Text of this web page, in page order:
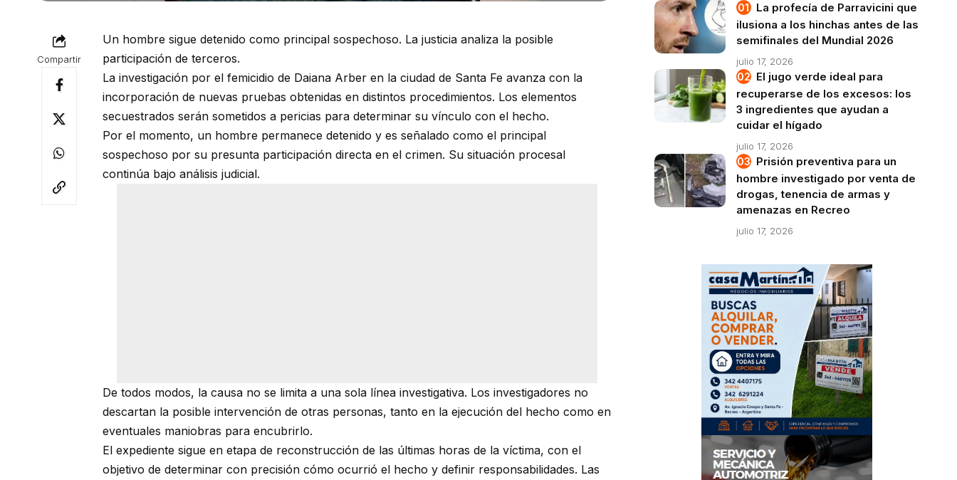
Compartir
Un hombre sigue detenido como principal sospechoso. La justicia analiza la posible
participación de terceros.
La investigación por el femicidio de Daiana Arber en la ciudad de Santa Fe avanza con la
incorporación de nuevas pruebas obtenidas en distintos procedimientos. Los elementos
secuestrados serán sometidos a pericias para determinar su vínculo con el hecho.
Por el momento, un hombre permanece detenido y es señalado como el principal
sospechoso por su presunta participación directa en el crimen. Su situación procesal
continúa bajo análisis judicial.
De todos modos, la causa no se limita a una sola línea investigativa. Los investigadores no
descartan la posible intervención de otras personas, tanto en la ejecución del hecho como en
eventuales maniobras para encubrirlo.
El expediente sigue en etapa de reconstrucción de las últimas horas de la víctima, con el
objetivo de determinar con precisión cómo ocurrió el hecho y definir responsabilidades. Las
La profecía de Parravicini que
ilusiona a los hinchas antes de las
semifinales del Mundial 2026
julio 17, 2026
El jugo verde ideal para
recuperarse de los excesos: los
3 ingredientes que ayudan a
cuidar el hígado
julio 17, 2026
Prisión preventiva para un
hombre investigado por venta de
drogas, tenencia de armas y
amenazas en Recreo
julio 17, 2026